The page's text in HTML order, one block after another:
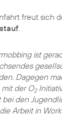
freut sich
.
ist
Dagegen
der O2
bei den
Arbeit in